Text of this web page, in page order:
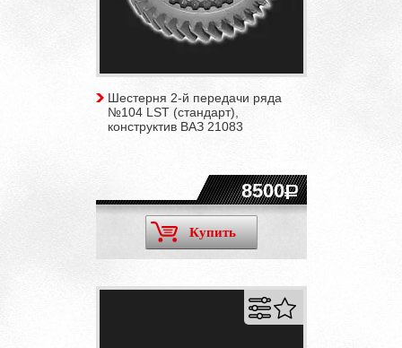
Шестерня 2-й передачи ряда
№104 LST (стандарт),
конструктив ВАЗ 21083
8500
Купить